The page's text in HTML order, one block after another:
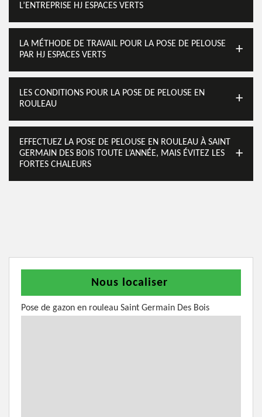
L’ENTREPRISE HJ ESPACES VERTS
LA MÉTHODE DE TRAVAIL POUR LA POSE DE PELOUSE
PAR HJ ESPACES VERTS
LES CONDITIONS POUR LA POSE DE PELOUSE EN
ROULEAU
EFFECTUEZ LA POSE DE PELOUSE EN ROULEAU À SAINT
GERMAIN DES BOIS TOUTE L’ANNÉE, MAIS ÉVITEZ LES
FORTES CHALEURS
Nous localiser
Pose de gazon en rouleau Saint Germain Des Bois